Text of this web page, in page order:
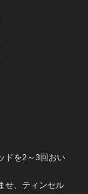
ドを2～3回おい
せ、ティンセル